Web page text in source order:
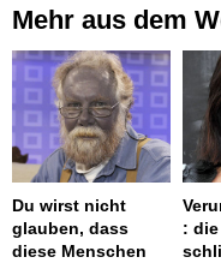
Mehr aus dem
Du wirst nicht
glauben, dass
diese Menschen
: die